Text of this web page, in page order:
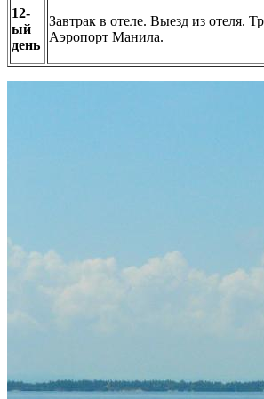
12-
ый
день
Завтрак в отеле. Выезд из отеля.
Аэропорт Манила.